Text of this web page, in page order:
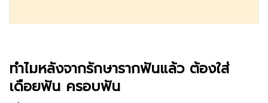
ทำไมหลังจากรักษารากฟันแล้ว ต้องใส่
เดือยฟัน ครอบฟัน